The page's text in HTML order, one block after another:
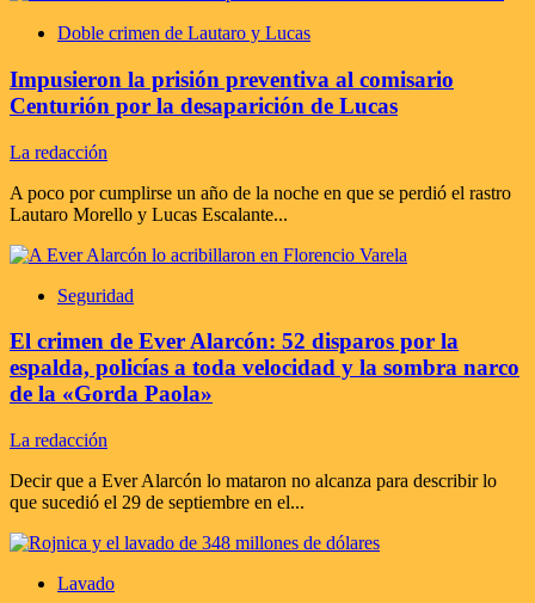
Doble crimen de Lautaro y Lucas
Impusieron la prisión preventiva al comisario
Centurión por la desaparición de Lucas
La redacción
A poco por cumplirse un año de la noche en que se perdió el rastro
Lautaro Morello y Lucas Escalante...
Seguridad
El crimen de Ever Alarcón: 52 disparos por la
espalda, policías a toda velocidad y la sombra narco
de la «Gorda Paola»
La redacción
Decir que a Ever Alarcón lo mataron no alcanza para describir lo
que sucedió el 29 de septiembre en el...
Lavado